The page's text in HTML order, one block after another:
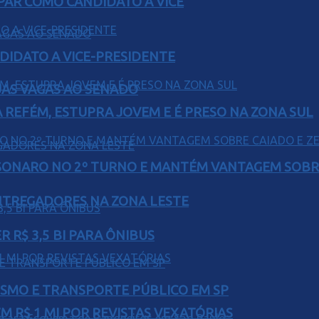
VAGAS AO SENADO
NA ZONA LESTE
R$ 1 MI POR REVISTAS VEXATÓRIAS
A VICE-PRESIDENTE
ESTUPRA JOVEM E É PRESO NA ZONA SUL
NO 2º TURNO E MANTÉM VANTAGEM
R$ 3,5 BI PARA ÔNIBUS
E TRANSPORTE PÚBLICO EM SP